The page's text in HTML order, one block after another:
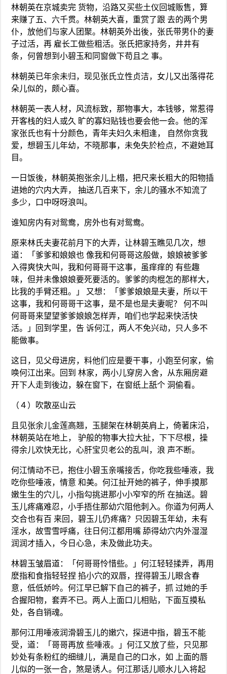
林朝英在京城卖完 货物，沿路又买些土仪回城贩售，算
来赚了五、六千贯。林朝英大喜，重赏了跟 去的两个男
仆，放他们与家人团聚。林朝英外出後，张氏带男仆的妻
子过活，再 雇长工做些粗活。张氏把家持务，井井有
条，何曾想到小碧玉和同窗做下苟且之 事。
林朝英已年余未归，现见张氏立性贞洁，女儿又出落得花
朵儿似的，颇心喜。
林朝英一表人材，风流标致，那物事大，本钱够，常惹得
开客栈的妇人或久 旷的寡妇贴钱也要会他一会。他的浑
家张氏也有十分颜色，青年夫妇久未相逢， 自然你贪我
爱，想碧玉儿年幼，不晓那事，未免失於检点，不避她耳
目。
一日饭後，林朝英抱张余儿上榻，把尺来长粗大的阳物插
进她的穴内大弄， 抽送几百来下，余儿的骚水不知流了
多少，口中呀呀浪叫。
谁知房内有对鸳鸯，房外也有对鸳鸯。
原来林氏夫妻花前月下的大弄，让林碧玉瞧见几次，想
道：「爹爹和娘娘也 像我和何哥哥这般做，娘娘被爹爹
入得爽快大叫，我和何哥哥干这事，虽痒痒的 有些趣
味，但并未像娘娘要死要活的。爹爹的肉棍怎的那样大，
比我的手臂还粗。」 又想：「爹爹娘娘是夫妻，所以干
这事，我和何哥哥干这事，是不是也是夫妻呢？ 何不叫
何哥哥来望望爹爹娘娘怎样弄，咱们也学起来快活快
活。」回到学里，告 诉何江，两人不免兴动，只人多不
能做事。
这日，见父母进房，料他们应是要干事，小跑至何家，偷
唤何江出来。回到 林家，两小儿穿房入舍，从东厢房避
开下人走到後边，躲在窗下，在窗纸上舐个 洞偷看。
（４）吹散巫山云
且见张余儿金莲高翘，玉腿架在林朝英肩上，倚著床沿，
林朝英站在地上， 驴般的物事大拉大扯，下下尽根，操
得余儿欢快无比，心肝宝贝老公的乱叫，浪 声不断。
何江情动不已，抱住小碧玉亲嘴接舌，你吃我些唾液，我
吃你些唾液，情意 和美。何江扯开她的裤子，伸手摸那
嫩生生的穴儿，小指勾挑进那小小窄窄的所 在抽送。碧
玉儿疼痛难忍，小手捂住那幼穴阻他刺入。你道为何两人
交合也有百 来回，碧玉儿仍疼痛？只因碧玉年幼，未有
淫水，故雪雪呼痛，往日何江都用嘴 舔得幼穴内外湿湿
润润才插入，今日心急，未及做此功夫。
林碧玉皱眉道：「何哥哥怜惜些。」何江轻轻揉弄，再用
麽指和食指轻轻捏 掐小穴的双唇，捏得碧玉儿眼含春
意，低低娇吟。何江早已解下自己的裤子，抓 过她的手
合握阳物，套弄不已。两人上面口儿相贴，下面互摸私
处，各自销魂。
那何江用唾液润滑碧玉儿的嫩穴，探进中指，碧玉不能
受，道：「哥哥再放 些唾液。」何江又放了些，只见那
妙处有条粉红的细缝儿，满是自己的口水，如 上面的唇
儿似的一张一合，煞是诱人。何江那话儿顺水儿入将起